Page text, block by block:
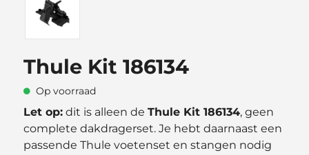
Thule Kit 186134
Op voorraad
Let op: dit is alleen deThule Kit 186134, geen
complete dakdragerset. Je hebt daarnaast een
passende Thule voetenset en stangen nodig